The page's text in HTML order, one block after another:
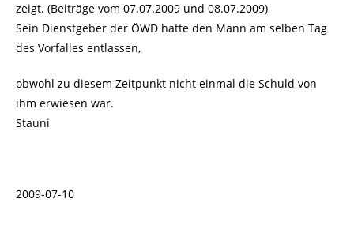
zeigt. (Beiträge vom 07.07.2009 und 08.07.2009)
Sein Dienstgeber der ÖWD hatte den Mann am selben Tag
des Vorfalles entlassen,
obwohl zu diesem Zeitpunkt nicht einmal die Schuld von
ihm erwiesen war.
Stauni
2009-07-10